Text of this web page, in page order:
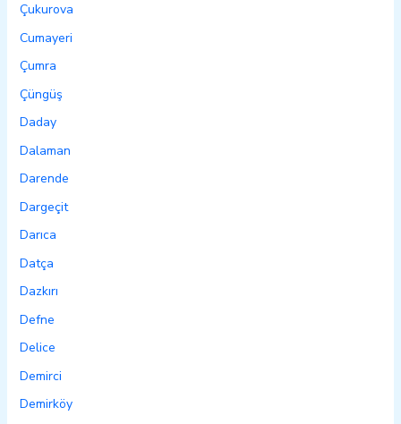
Çukurova
Cumayeri
Çumra
Çüngüş
Daday
Dalaman
Darende
Dargeçit
Darıca
Datça
Dazkırı
Defne
Delice
Demirci
Demirköy